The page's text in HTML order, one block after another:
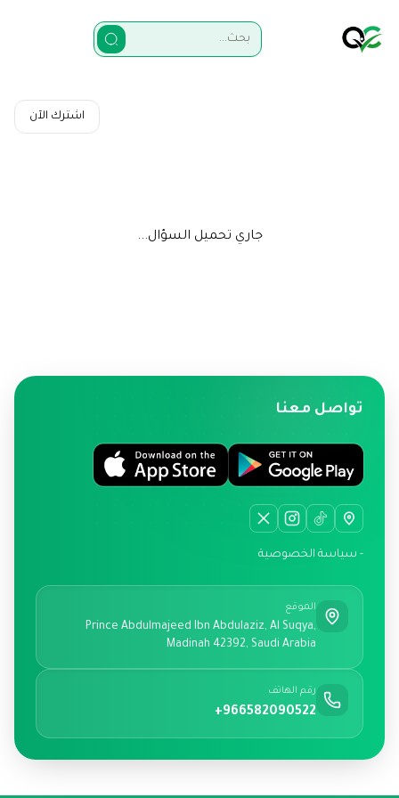
اشترك الآن
جاري تحميل السؤال...
تواصل معنا
- سياسة الخصوصية
الموقع
Prince Abdulmajeed Ibn Abdulaziz, Al Suqya,
Madinah 42392, Saudi Arabia
رقم الهاتف
+966582090522